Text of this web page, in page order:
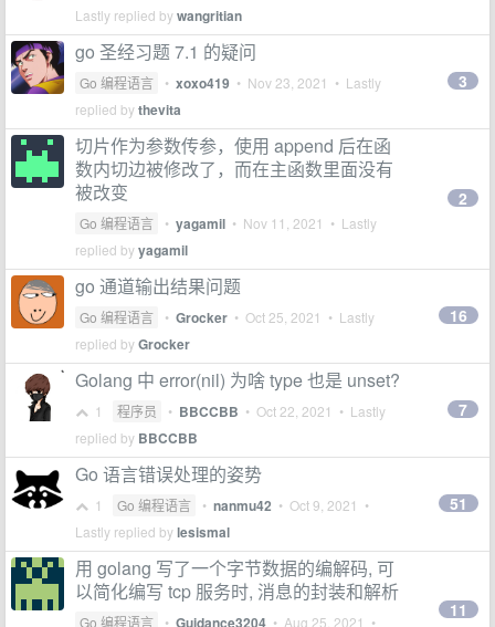
Lastly replied bywangritian
go 圣经习题 7.1 的疑问
Go 编程语言 • xoxo419 • Nov 23, 2021 • Lastly
replied bythevita
3
切片作为参数传参，使用 append 后在函
数内切边被修改了，而在主函数里面没有
被改变
Go 编程语言 • yagamil • Nov 11, 2021 • Lastly
replied byyagamil
2
go 通道输出结果问题
Go 编程语言 • Grocker • Oct 25, 2021 • Lastly
replied byGrocker
16
Golang 中 error(nil) 为啥 type 也是 unset?
1 程序员 • BBCCBB • Oct 22, 2021 • Lastly
replied by BBCCBB
7
Go 语言错误处理的姿势
1 Go 编程语言 • nanmu42 • Oct 9, 2021 •
Lastly replied bylesismal
51
用 golang 写了一个字节数据的编解码, 可
以简化编写 tcp 服务时, 消息的封装和解析
Go 编程语言 • Guidance3204 • Aug 25, 2021 •
11